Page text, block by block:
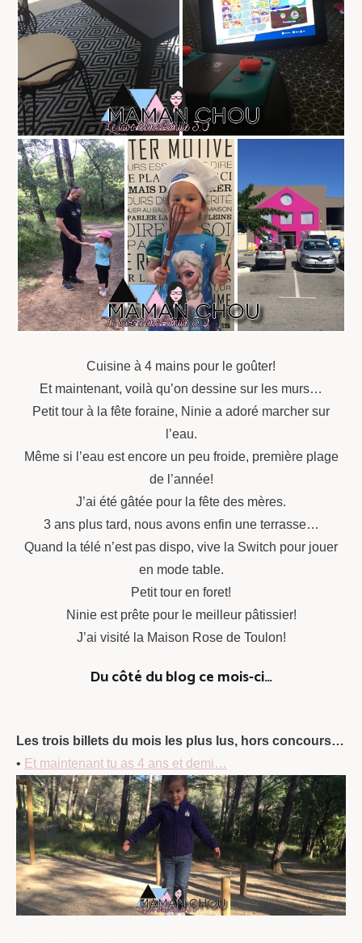
Cuisine à 4 mains pour le goûter!
Et maintenant, voilà qu’on dessine sur les murs…
Petit tour à la fête foraine, Ninie a adoré marcher sur
l’eau.
Même si l’eau est encore un peu froide, première plage
de l’année!
J’ai été gâtée pour la fête des mères.
3 ans plus tard, nous avons enfin une terrasse…
Quand la télé n’est pas dispo, vive la Switch pour jouer
en mode table.
Petit tour en foret!
Ninie est prête pour le meilleur pâtissier!
J’ai visité la Maison Rose de Toulon!
Du côté du blog ce mois-ci…
Les trois billets du mois les plus lus, hors concours…
• Et maintenant tu as 4 ans et demi…